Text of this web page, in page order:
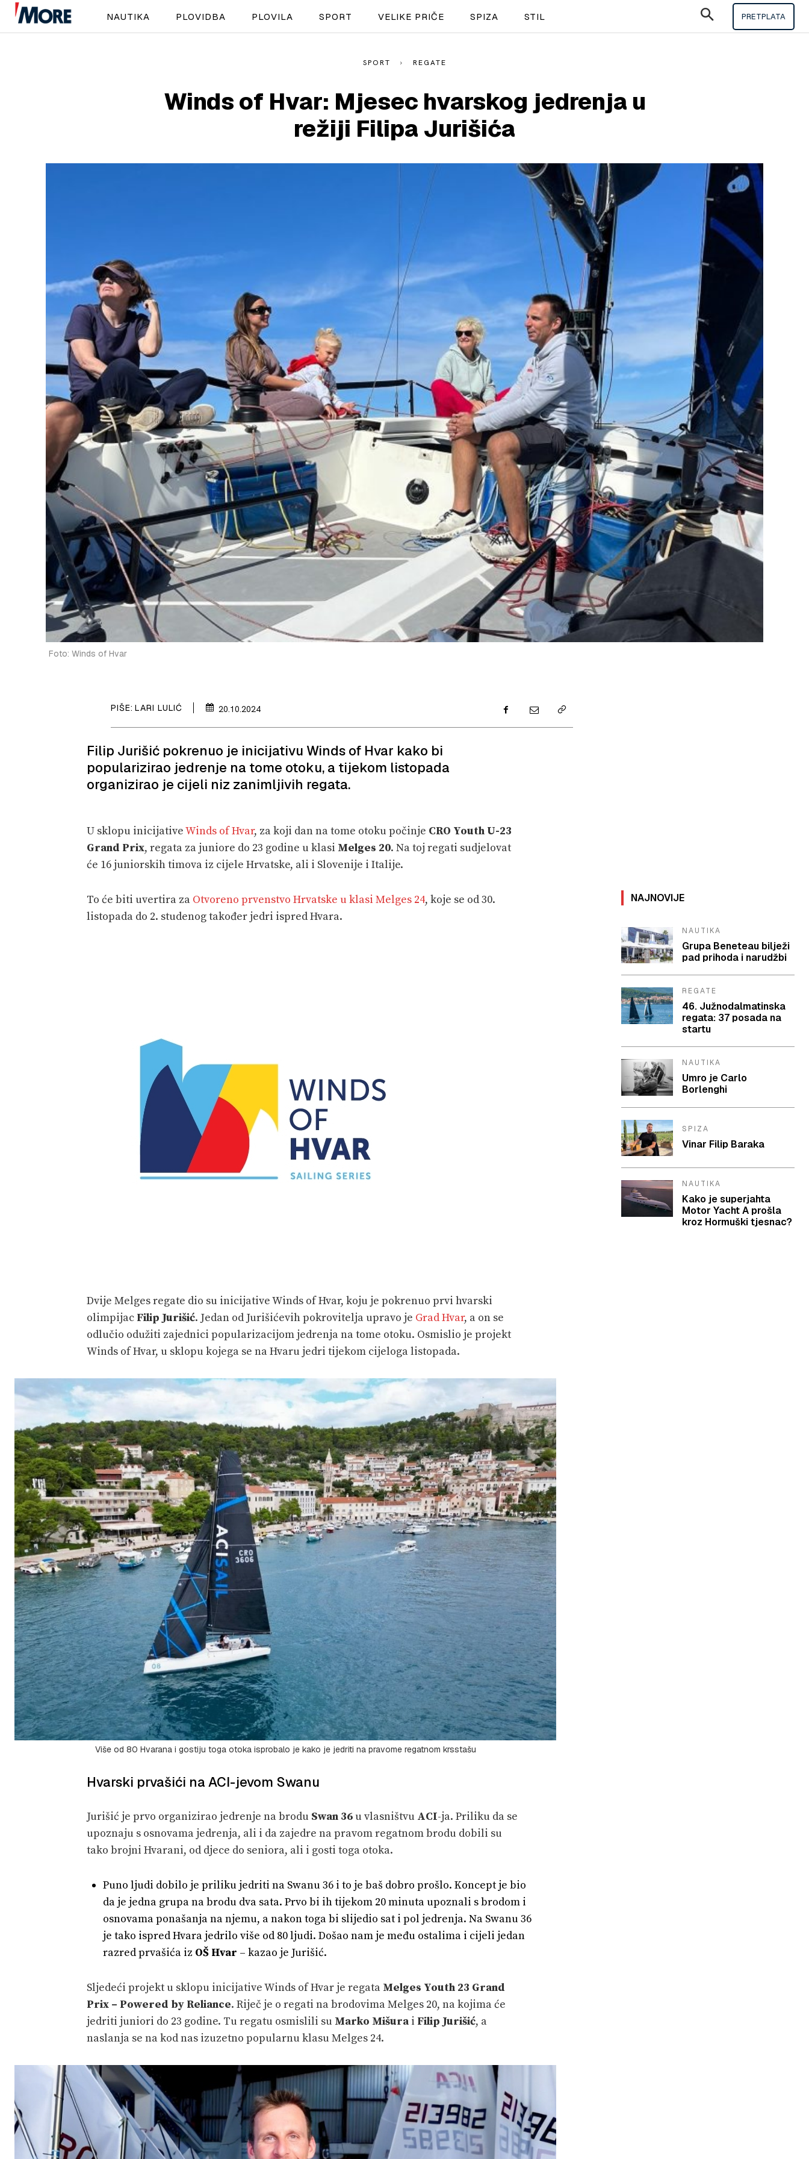
SPORT
PLOVILA
PLOVIDBA
SHOP
NAUTIKA PLOVIDBA PLOVILA SPORT VELIKE PRIČE SPIZA STIL PRETPLATA
SPORT REGATE
Winds of Hvar: Mjesec hvarskog jedrenja u
režiji Filipa Jurišića
Foto: Winds of Hvar
PIŠE: LARI LULIĆ 20.10.2024
Filip Jurišić pokrenuo je inicijativu Winds of Hvar kako bi
popularizirao jedrenje na tome otoku, a tijekom listopada
organizirao je cijeli niz zanimljivih regata.
U sklopu inicijativeWinds of Hvar, za koji dan na tome otoku počinje CRO Youth U-23
Grand Prix, regata za juniore do 23 godine u klasi Melges 20. Na toj regati sudjelovat
će 16 juniorskih timova iz cijele Hrvatske, ali i Slovenije i Italije.
To će biti uvertira za Otvoreno prvenstvo Hrvatske u klasi Melges 24, koje se od 30.
listopada do 2. studenog također jedri ispred Hvara.
Dvije Melges regate dio su inicijative Winds of Hvar, koju je pokrenuo prvi hvarski
olimpijac Filip Jurišić. Jedan od Jurišićevih pokrovitelja upravo je Grad Hvar, a on se
odlučio odužiti zajednici popularizacijom jedrenja na tome otoku. Osmislio je projekt
Winds of Hvar, u sklopu kojega se na Hvaru jedri tijekom cijeloga listopada.
Više od 80 Hvarana i gostiju toga otoka isprobalo je kako je jedriti na pravome regatnom krsstašu
Hvarski prvašići na ACI-jevom Swanu
Jurišić je prvo organizirao jedrenje na brodu Swan 36 u vlasništvu ACI-ja. Priliku da se
upoznaju s osnovama jedrenja, ali i da zajedre na pravom regatnom brodu dobili su
tako brojni Hvarani, od djece do seniora, ali i gosti toga otoka.
Puno ljudi dobilo je priliku jedriti na Swanu 36 i to je baš dobro prošlo. Koncept je bio
da je jedna grupa na brodu dva sata. Prvo bi ih tijekom 20 minuta upoznali s brodom i
osnovama ponašanja na njemu, a nakon toga bi slijedio sat i pol jedrenja. Na Swanu 36
je tako ispred Hvara jedrilo više od 80 ljudi. Došao nam je među ostalima i cijeli jedan
razred prvašića iz OŠ Hvar – kazao je Jurišić.
Sljedeći projekt u sklopu inicijative Winds of Hvar je regata Melges Youth 23 Grand
Prix – Powered by Reliance. Riječ je o regati na brodovima Melges 20, na kojima će
jedriti juniori do 23 godine. Tu regatu osmislili su Marko Mišura i Filip Jurišić, a
naslanja se na kod nas izuzetno popularnu klasu Melges 24.
NAJNOVIJE
NAUTIKA
Grupa Beneteau bilježi
pad prihoda i narudžbi
REGATE
46. Južnodalmatinska
regata: 37 posada na
startu
NAUTIKA
Umro je Carlo
Borlenghi
SPIZA
Vinar Filip Baraka
NAUTIKA
Kako je superjahta
Motor Yacht A prošla
kroz Hormuški tjesnac?